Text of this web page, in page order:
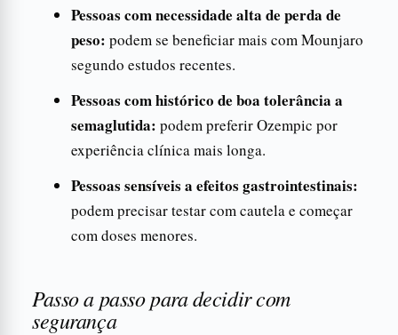
Pessoas com necessidade alta de perda de
peso: podem se beneficiar mais com Mounjaro
segundo estudos recentes.
Pessoas com histórico de boa tolerância a
semaglutida: podem preferir Ozempic por
experiência clínica mais longa.
Pessoas sensíveis a efeitos gastrointestinais:
podem precisar testar com cautela e começar
com doses menores.
Passo a passo para decidir com
segurança